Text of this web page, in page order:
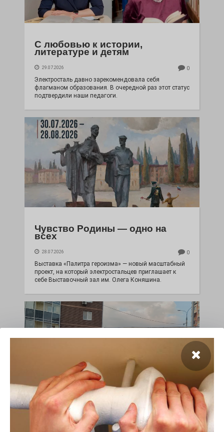
С любовью к истории,
литературе и детям
29.07.2026 0
Электросталь давно зарекомендовала себя
флагманом образования. В очередной раз этот статус
подтвердили наши педагоги.
Чувство Родины — одно на
всех
28.07.2026 0
Выставка «Палитра героизма» — новый масштабный
проект, на который электростальцев приглашает к
себе Выставочный зал им. Олега Коняшина.
«Районы-кварталы»
путешествуют по городу